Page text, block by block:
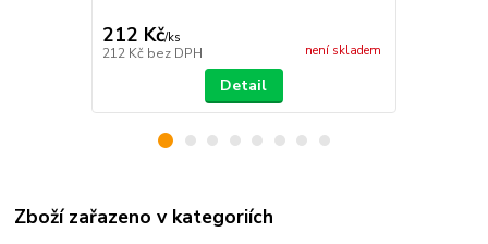
212 Kč/ks
212 Kč bez DPH není skladem
Detail
Zboží zařazeno v kategoriích